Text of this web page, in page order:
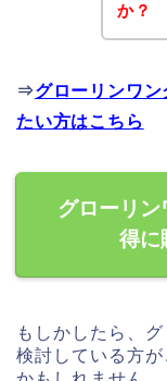
か？
⇒グローリンワ
たい方はこちら
グローリ
得に
もしかしたら、
検討している方